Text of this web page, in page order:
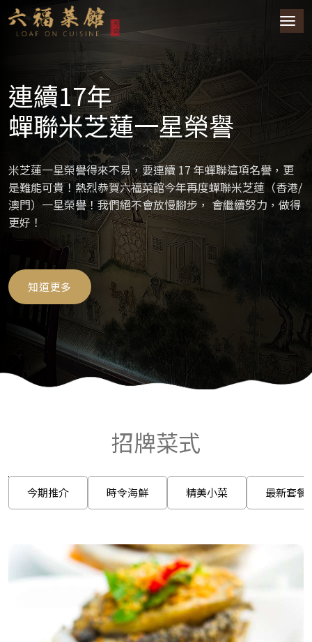
連續17年
蟬聯米芝蓮一星榮譽
米芝蓮一星榮譽得來不易，要連續 17 年蟬聯這項名譽，更
是難能可貴！熱烈恭賀六福菜館今年再度蟬聯米芝蓮（香港/
澳門）一星榮譽！我們絕不會放慢腳步， 會繼續努力，做得
更好！
知道更多